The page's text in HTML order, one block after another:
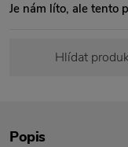
Je nám líto, ale tento
Hlídat
Popis